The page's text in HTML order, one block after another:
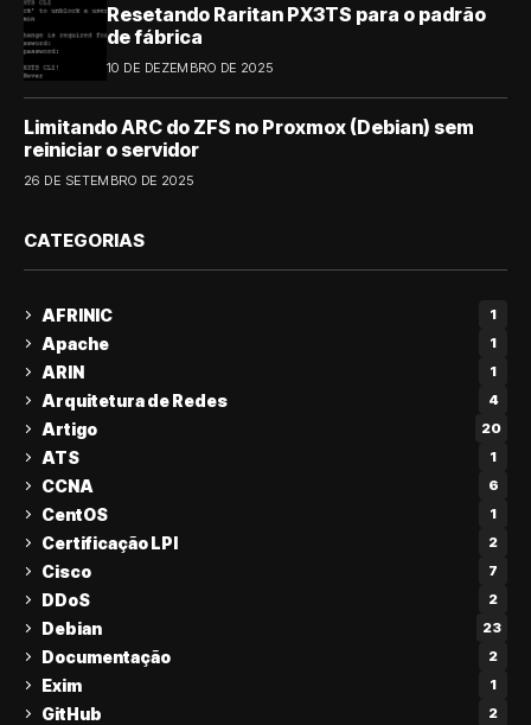
Resetando Raritan PX3TS para o padrão
de fábrica
10 DE DEZEMBRO DE 2025
Limitando ARC do ZFS no Proxmox (Debian) sem
reiniciar o servidor
26 DE SETEMBRO DE 2025
CATEGORIAS
AFRINIC 1
Apache 1
ARIN 1
Arquitetura de Redes 4
Artigo 20
ATS 1
CCNA 6
CentOS 1
Certificação LPI 2
Cisco 7
DDoS 2
Debian 23
Documentação 2
Exim 1
GitHub 2